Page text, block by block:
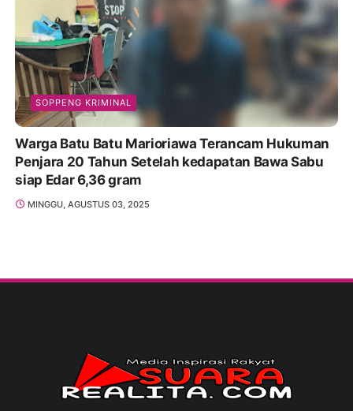
SOPPENG KRIMINAL
Warga Batu Batu Marioriawa Terancam Hukuman
Penjara 20 Tahun Setelah kedapatan Bawa Sabu
siap Edar 6,36 gram
MINGGU, AGUSTUS 03, 2025